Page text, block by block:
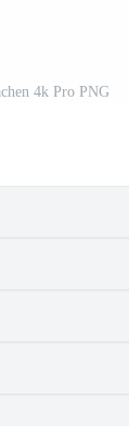
4k Pro PNG